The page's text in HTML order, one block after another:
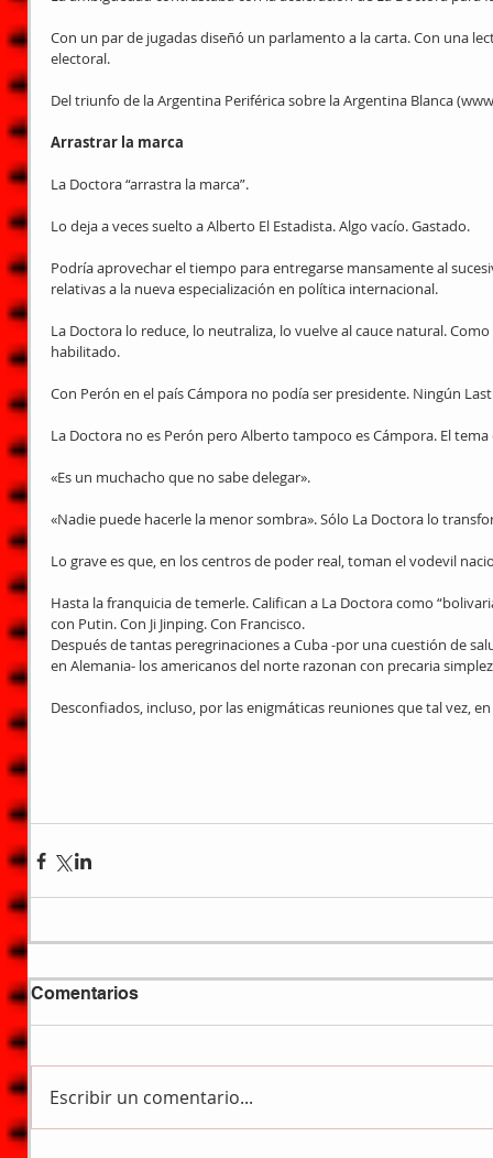
Con un par de jugadas diseñó un parlamento a la carta. Con una
electoral.
Del triunfo de la Argentina Periférica sobre la Argentina Blanca
Arrastrar la marca
La Doctora “arrastra la marca”.
Lo deja a veces suelto a Alberto El Estadista. Algo vacío. Gastado.
Podría aprovechar el tiempo para entregarse mansamente al
relativas a la nueva especialización en política internacional.
La Doctora lo reduce, lo neutraliza, lo vuelve al cauce natural.
habilitado.
Con Perón en el país Cámpora no podía ser presidente. Ningún
La Doctora no es Perón pero Alberto tampoco es Cámpora. El
«Es un muchacho que no sabe delegar».
«Nadie puede hacerle la menor sombra». Sólo La Doctora lo
Lo grave es que, en los centros de poder real, toman el vodevil
Hasta la franquicia de temerle. Califican a La Doctora como
con Putin. Con Ji Jinping. Con Francisco.
Después de tantas peregrinaciones a Cuba -por una cuestión de
en Alemania- los americanos del norte razonan con precaria
Desconfiados, incluso, por las enigmáticas reuniones que tal vez,
Comentarios
Escribir un comentario...